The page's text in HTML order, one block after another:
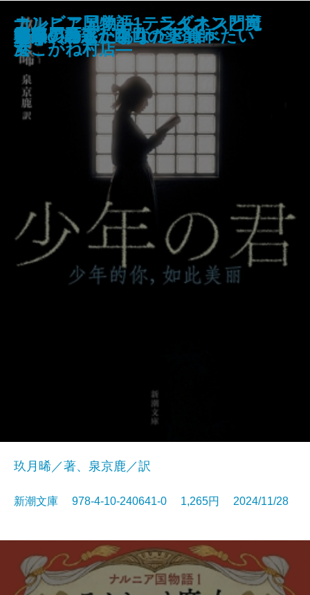
戦車兵の栄光─マチルダ単騎行─
黒雪姫と七人の怪物 最愛の人を
殺されたので黒衣の悪女になって
復讐を誓います
紫姫の国〔上〕
紫姫の国〔下〕
工藤會事件
財布は踊る
晴れの日散歩
ぼけますから、よろしくお願いし
ます。 おかえりお母さん
つゆのあとさき・カッフェー一夕
話
キャラヴァンは進む─銀河を渡るI
─
少年の君
玖月晞／著、泉京鹿／訳
新潮文庫 978-4-10-240641-0 1,265円 2024/11/28
ナルニア国物語1 ライオンと魔
女
コンビニ兄弟4―テンダネス門司
港こがね村店―
守り刀のうた
堕天の誘惑 幽世の薬剤師
熔果
邯鄲の島遥かなり〔下〕
救国ゲーム
もういちど、あなたと食べたい
ベージュ